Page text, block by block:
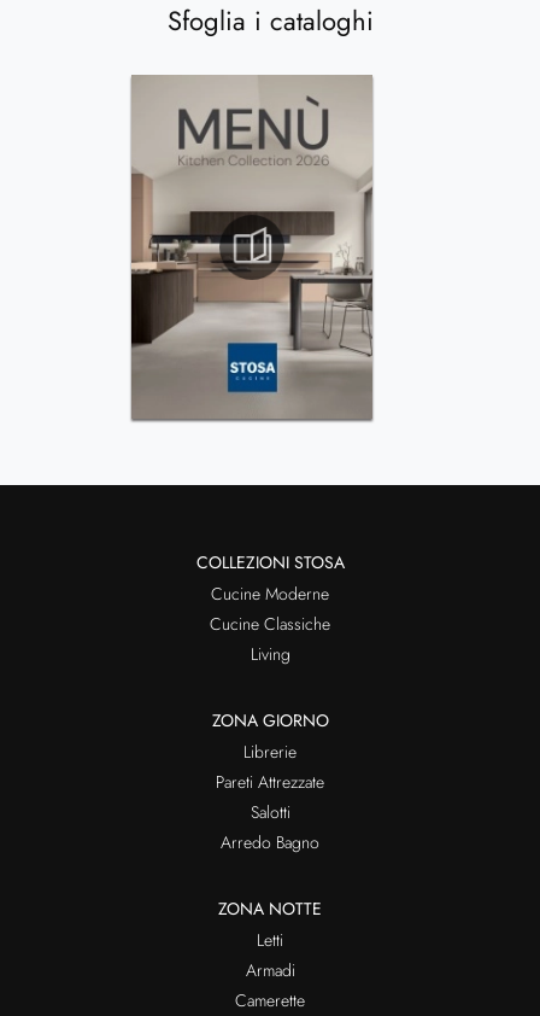
Sfoglia i cataloghi
COLLEZIONI STOSA
Cucine Moderne
Cucine Classiche
Living
ZONA GIORNO
Librerie
Pareti Attrezzate
Salotti
Arredo Bagno
ZONA NOTTE
Letti
Armadi
Camerette